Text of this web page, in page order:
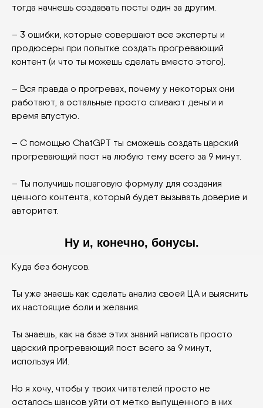
тогда начнешь создавать посты один за другим.
– 3 ошибки, которые совершают все эксперты и
продюсеры при попытке создать прогревающий
контент (и что ты можешь сделать вместо этого).
– Вся правда о прогревах, почему у некоторых они
работают, а остальные просто сливают деньги и
время впустую.
– С помощью ChatGPT ты сможешь создать царский
прогревающий пост на любую тему всего за 9 минут.
– Ты получишь пошаговую формулу для создания
ценного контента, который будет вызывать доверие и
авторитет.
Ну и, конечно, бонусы.
Куда без бонусов.
Ты уже знаешь как сделать анализ своей ЦА и выяснить
их настоящие боли и желания.
Ты знаешь, как на базе этих знаний написать просто
царский прогревающий пост всего за 9 минут,
используя ИИ.
Но я хочу, чтобы у твоих читателей просто не
осталось шансов уйти от метко выпущенного в них